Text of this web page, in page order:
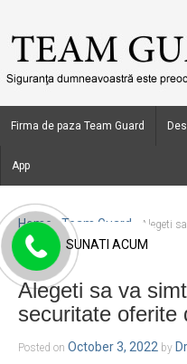
Firma de paza Team Guard
App
Home Team Guard
Alegeti
Bucuresti Team Guard
Alegeti sa va
securitate oferite
Posted on October 3, 2022 by
SUNATI ACUM